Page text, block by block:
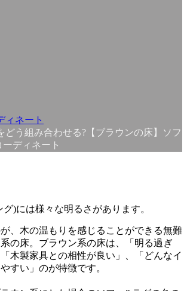
ィネート
どう組み合わせる?【ブラウンの床】ソフ
ディネート
)には様々な明るさがあります。
、木の温もりを感じることができる無難
の床。ブラウン系の床は、「明る過ぎ
木製家具との相性が良い」、「どんなイ
すい」のが特徴です。